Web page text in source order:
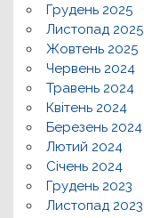
Грудень 2025
Листопад 2025
Жовтень 2025
Червень 2024
Травень 2024
Квітень 2024
Березень 2024
Лютий 2024
Січень 2024
Грудень 2023
Листопад 2023